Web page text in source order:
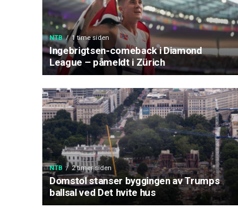
NTB 1 time siden
Ingebrigtsen-comeback i Diamond
League – påmeldt i Zürich
NTB 2 timer siden
Domstol stanser byggingen av Trumps
ballsal ved Det hvite hus